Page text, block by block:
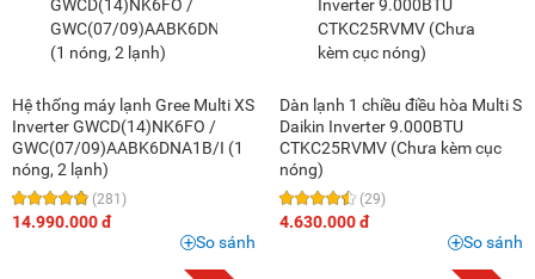
Hệ thống máy lạnh Gree Multi XS
Inverter GWCD(14)NK6FO /
GWC(07/09)AABK6DNA1B/I (1
nóng, 2 lạnh)
(281)
14.990.000 đ
So sánh
Dàn lạnh 1 chiều điều hòa Multi S
Daikin Inverter 9.000BTU
CTKC25RVMV (Chưa kèm cục
nóng)
(29)
4.630.000 đ
So sánh